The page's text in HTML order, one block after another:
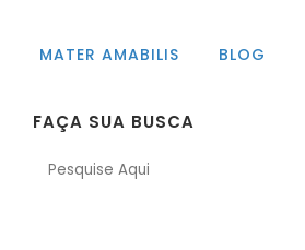
MATER AMABILIS BLOG
FAÇA SUA BUSCA